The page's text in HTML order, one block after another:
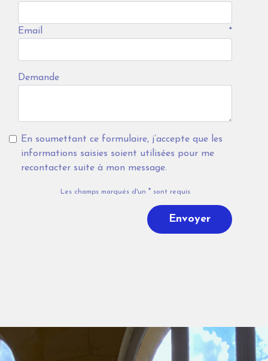
Email *
Demande
En soumettant ce formulaire, j’accepte que les
informations saisies soient utilisées pour me
recontacter suite à mon message.
Les champs marqués d'un *sont requis
Envoyer